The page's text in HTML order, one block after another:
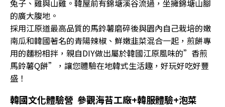
兔子、雞與山雞。韓屋前有錦塘溪谷流過，坐擁錦塘山腳
的廣大腹地。
採用江原道最高品質的馬鈴薯磨碎後與園內自己栽培的嫩
南瓜和韓國著名的青陽辣椒、鮮嫩韭菜混合一起，煎餅專
用的麵粉相拌，親自DIY做出屬於韓國江原風味的”香煎
馬鈴薯Q餅”，讓您體驗在地韓式生活趣，好玩好吃好豐
盛！
韓國文化體驗營 參觀海苔工廠+韓服體驗+泡菜